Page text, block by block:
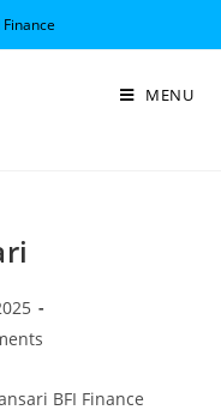
MENU
BFI Finance